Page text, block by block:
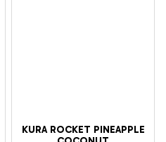
KURA ROCKET PINEAPPLE